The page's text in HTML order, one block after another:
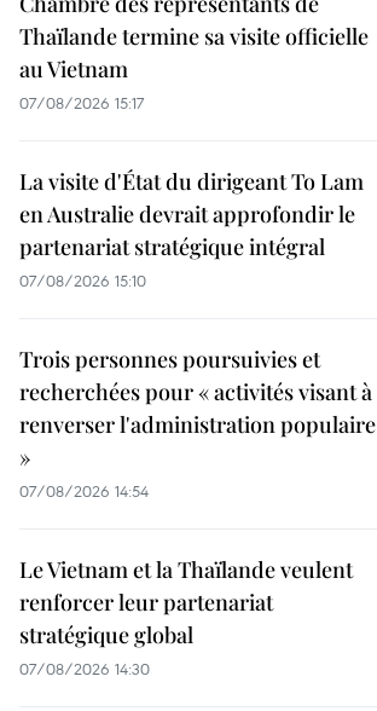
Thaïlande termine sa visite officielle
au Vietnam
07/08/2026 15:17
La visite d'État du dirigeant To Lam
en Australie devrait approfondir le
partenariat stratégique intégral
07/08/2026 15:10
Trois personnes poursuivies et
recherchées pour « activités visant à
renverser l'administration populaire
»
07/08/2026 14:54
Le Vietnam et la Thaïlande veulent
renforcer leur partenariat
stratégique global
07/08/2026 14:30